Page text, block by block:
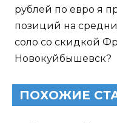
рублей по евро я
позиций на
соло со скидкой
Новокуйбышевск?
ПОХОЖИЕ